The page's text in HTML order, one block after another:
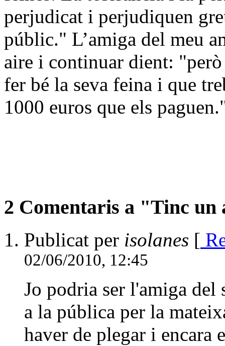
perjudicat i perjudiquen
públic." L’amiga del meu
aire i continuar dient:
fer bé la seva feina i que
1000 euros que els
2 Comentaris a "Tinc un
Publicat per isolanes [
02/06/2010, 12:45
Jo podria ser l'amiga del
a la pública per la
haver de plegar i encara